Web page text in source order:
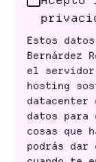
Estos
Bernárdez
el servidor
hosting
datacenter
datos para
cosas que
podrás dar